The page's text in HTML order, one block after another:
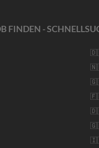
FINDEN -